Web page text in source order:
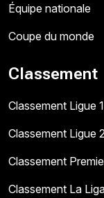
Équipe nationale
Coupe du monde
Classement
Classement Ligue
Classement Ligue
Classement
Classement La